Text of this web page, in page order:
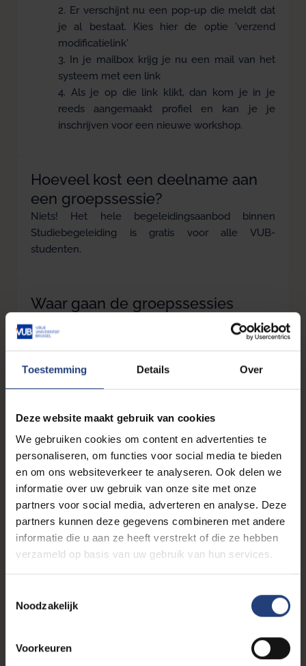
Toestemming Details Over
Deze website maakt gebruik van cookies
We gebruiken cookies om content en advertenties te
personaliseren, om functies voor social media te bieden
en om ons websiteverkeer te analyseren. Ook delen we
informatie over uw gebruik van onze site met onze
partners voor social media, adverteren en analyse. Deze
partners kunnen deze gegevens combineren met andere
informatie die u aan ze heeft verstrekt of die ze hebben
verzameld op basis van uw gebruik van hun services.
Noodzakelijk
Voorkeuren
Er verschijnt nu een pop-up die meldt dat
je al bestaat. Kies hier de optie 'verzend
modificatielink'
In je mailbox krijg je nu een mail van het
systeem met een link
Als je op die link klikt, dan kom je in je
reeds aangemaakt profiel en kan je je
inschrijven voor een nieuwe workshop.
Hoeveel kost een deelname aan
een groepssessie?
Niets! Het hele begeleidingsaanbod binnen
Studiebegeleiding is gratis voor alle VUB-
studenten.
Waar gaan de groepssessies
door?
De infosessies worden georganiseerd op campus
weten komen in jouw bevestigingsmail die je krijgt
na inschrijving; een lokaalnummer bij een on
een online infosessie.
Aan hoeveel groepssessies mag ik
deelnemen?
Je mag aan zoveel groepssessies deelnemen als
je wil. We raden je wel aan om je enkel in te
lijken voor jezelf. Daarnaast vragen we jou om je
waarop je aanwezig zal zijn. Zorg dus voor een
evenwichtige en haalbare planning.